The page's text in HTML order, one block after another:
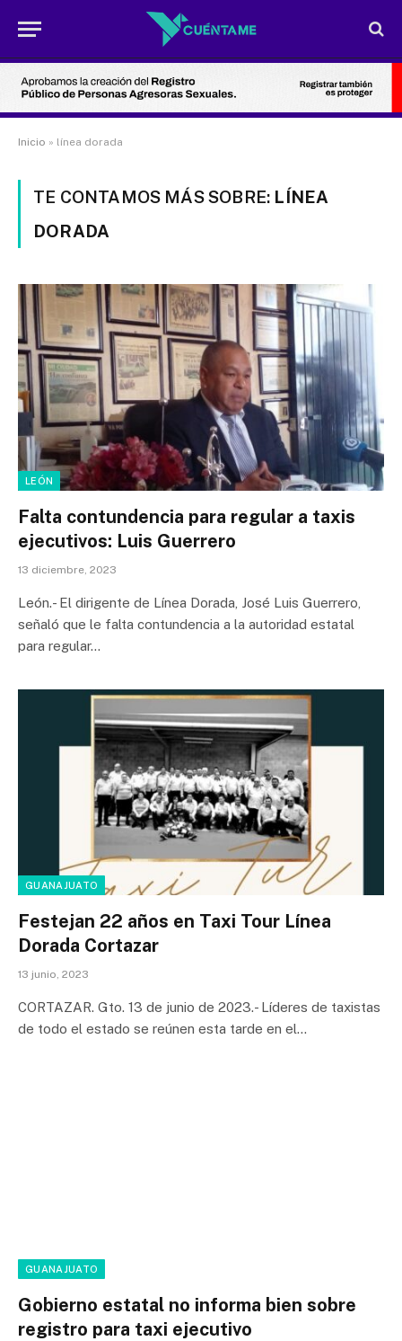
Inicio » línea dorada
TE CONTAMOS MÁS SOBRE: LÍNEA
DORADA
LEÓN
Falta contundencia para regular a taxis
ejecutivos: Luis Guerrero
13 diciembre, 2023
León.- El dirigente de Línea Dorada, José Luis Guerrero,
señaló que le falta contundencia a la autoridad estatal
para regular…
GUANAJUATO
Festejan 22 años en Taxi Tour Línea
Dorada Cortazar
13 junio, 2023
CORTAZAR. Gto. 13 de junio de 2023.- Líderes de taxistas
de todo el estado se reúnen esta tarde en el…
GUANAJUATO
Gobierno estatal no informa bien sobre
registro para taxi ejecutivo